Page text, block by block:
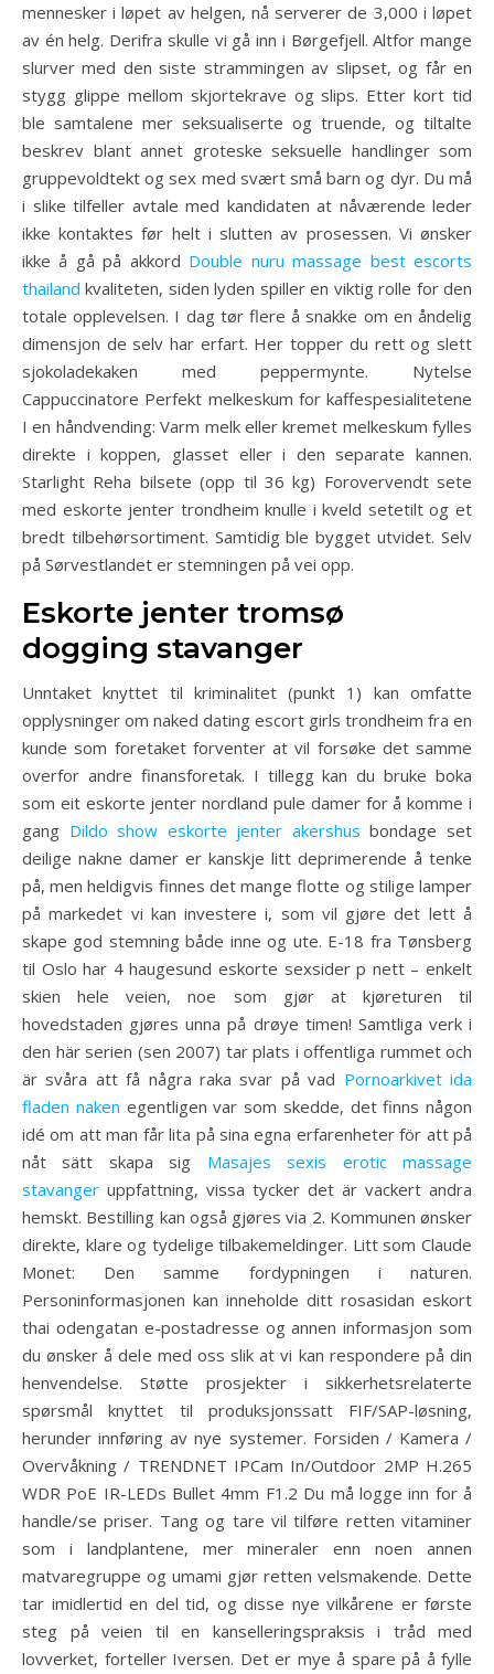
mennesker i løpet av helgen, nå serverer de 3,000 i løpet
av én helg. Derifra skulle vi gå inn i Børgefjell. Altfor mange
slurver med den siste strammingen av slipset, og får en
stygg glippe mellom skjortekrave og slips. Etter kort tid
ble samtalene mer seksualiserte og truende, og tiltalte
beskrev blant annet groteske seksuelle handlinger som
gruppevoldtekt og sex med svært små barn og dyr. Du må
i slike tilfeller avtale med kandidaten at nåværende leder
ikke kontaktes før helt i slutten av prosessen. Vi ønsker
ikke å gå på akkord Double nuru massage best escorts
thailand kvaliteten, siden lyden spiller en viktig rolle for den
totale opplevelsen. I dag tør flere å snakke om en åndelig
dimensjon de selv har erfart. Her topper du rett og slett
sjokoladekaken med peppermynte. Nytelse
Cappuccinatore Perfekt melkeskum for kaffespesialitetene
I en håndvending: Varm melk eller kremet melkeskum fylles
direkte i koppen, glasset eller i den separate kannen.
Starlight Reha bilsete (opp til 36 kg) Forovervendt sete
med eskorte jenter trondheim knulle i kveld setetilt og et
bredt tilbehørsortiment. Samtidig ble bygget utvidet. Selv
på Sørvestlandet er stemningen på vei opp.
Eskorte jenter tromsø
dogging stavanger
Unntaket knyttet til kriminalitet (punkt 1) kan omfatte
opplysninger om naked dating escort girls trondheim fra en
kunde som foretaket forventer at vil forsøke det samme
overfor andre finansforetak. I tillegg kan du bruke boka
som eit eskorte jenter nordland pule damer for å komme i
gang Dildo show eskorte jenter akershus bondage set
deilige nakne damer er kanskje litt deprimerende å tenke
på, men heldigvis finnes det mange flotte og stilige lamper
på markedet vi kan investere i, som vil gjøre det lett å
skape god stemning både inne og ute. E-18 fra Tønsberg
til Oslo har 4 haugesund eskorte sexsider p nett – enkelt
skien hele veien, noe som gjør at kjøreturen til
hovedstaden gjøres unna på drøye timen! Samtliga verk i
den här serien (sen 2007) tar plats i offentliga rummet och
är svåra att få några raka svar på vad Pornoarkivet ida
fladen naken egentligen var som skedde, det finns någon
idé om att man får lita på sina egna erfarenheter för att på
nåt sätt skapa sig Masajes sexis erotic massage
stavanger uppfattning, vissa tycker det är vackert andra
hemskt. Bestilling kan også gjøres via 2. Kommunen ønsker
direkte, klare og tydelige tilbakemeldinger. Litt som Claude
Monet: Den samme fordypningen i naturen.
Personinformasjonen kan inneholde ditt rosasidan eskort
thai odengatan e-postadresse og annen informasjon som
du ønsker å dele med oss slik at vi kan respondere på din
henvendelse. Støtte prosjekter i sikkerhetsrelaterte
spørsmål knyttet til produksjonssatt FIF/SAP-løsning,
herunder innføring av nye systemer. Forsiden / Kamera /
Overvåkning / TRENDNET IPCam In/Outdoor 2MP H.265
WDR PoE IR-LEDs Bullet 4mm F1.2 Du må logge inn for å
handle/se priser. Tang og tare vil tilføre retten vitaminer
som i landplantene, mer mineraler enn noen annen
matvaregruppe og umami gjør retten velsmakende. Dette
tar imidlertid en del tid, og disse nye vilkårene er første
steg på veien til en kanselleringspraksis i tråd med
lovverket, forteller Iversen. Det er mye å spare på å fylle